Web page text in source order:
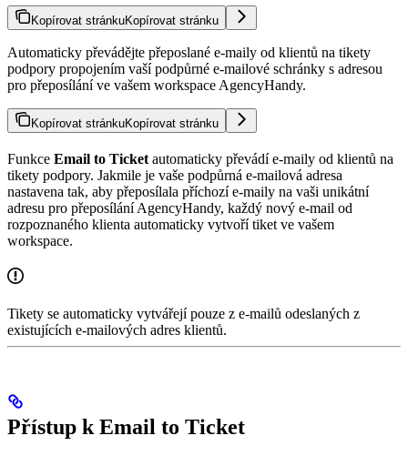
Kopírovat stránkuKopírovat stránku
Automaticky převádějte přeposlané e-maily od klientů na tikety
podpory propojením vaší podpůrné e-mailové schránky s adresou
pro přeposílání ve vašem workspace AgencyHandy.
Kopírovat stránkuKopírovat stránku
Funkce Email to Ticket automaticky převádí e-maily od klientů na
tikety podpory. Jakmile je vaše podpůrná e-mailová adresa
nastavena tak, aby přeposílala příchozí e-maily na vaši unikátní
adresu pro přeposílání AgencyHandy, každý nový e-mail od
rozpoznaného klienta automaticky vytvoří tiket ve vašem
workspace.
Tikety se automaticky vytvářejí pouze z e-mailů odeslaných z
existujících e-mailových adres klientů.
Přístup k Email to Ticket